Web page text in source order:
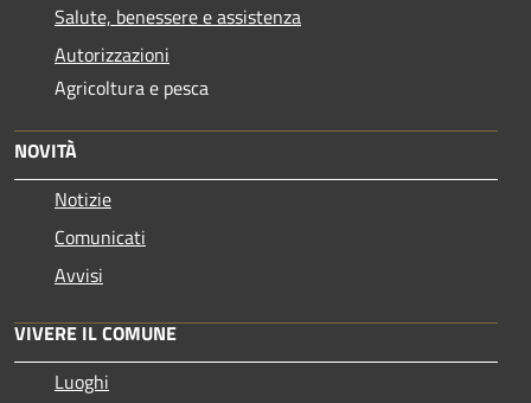
Salute, benessere e assistenza
Autorizzazioni
Agricoltura e pesca
NOVITÀ
Notizie
Comunicati
Avvisi
VIVERE IL COMUNE
Luoghi